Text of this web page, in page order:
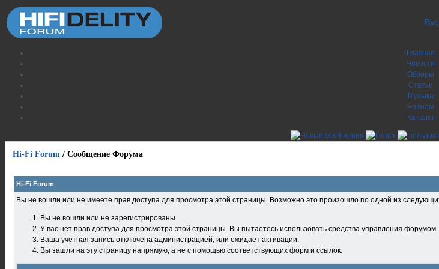
Главная
Новости
Обзоры
Статьи
Музыка
Бренды
Каталог
Hi-Fi Forum / Сообщение Форума
Hi-Fi Forum
Вы не вошли или не имеете прав доступа для просмотра этой страницы. Возможно это произошло по одной из
Вы не вошли или не зарегистрированы.
У вас нет прав доступа для просмотра этой страницы. Вы пытаетесь использовать средства управления
Ваша учетная запись отключена администрацией, или ожидает активации.
Вы зашли на эту страницу напрямую, а не с помощью соответствующих форм и ссылок.